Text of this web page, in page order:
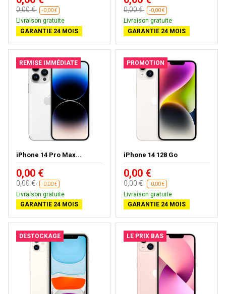
0,00 € -0,00 €
Livraison gratuite
GARANTIE 24 MOIS
0,00 € -0,00 €
Livraison gratuite
GARANTIE 24 MOIS
REMISE IMMÉDIATE
iPhone 14 Pro Max...
0,00 €
0,00 € -0,00 €
Livraison gratuite
GARANTIE 24 MOIS
PROMOTION
iPhone 14 128 Go
0,00 €
0,00 € -0,00 €
Livraison gratuite
GARANTIE 24 MOIS
DESTOCKAGE LE PRIX BAS